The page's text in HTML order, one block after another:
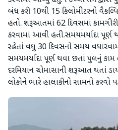
બંધ કરી 10થી 15 કિલોમીટરનો
હતો. શરૂઆતમાં 62 દિવસમાં કામગીરી
કરવામાં આવી હતી.સમયમર્યાદા પૂર્ણ
રહેતાં વધુ 30 દિવસનો સમય
સમયમર્યાદા પૂર્ણ થવા છતાં પુલનું
દરમિયાન ચોમાસાની શરૂઆત થતાં
લોકોને ભારે હાલાકીનો સામનો કરવો